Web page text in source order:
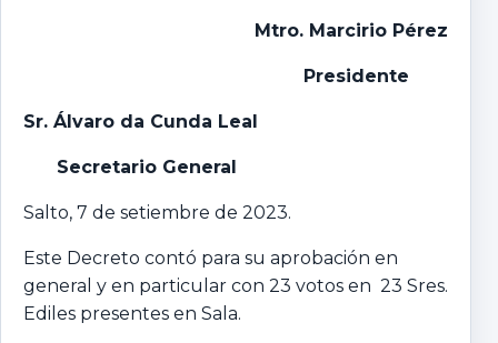
Mtro. Marcirio Pérez
Presidente
Sr. Álvaro da Cunda Leal
Secretario General
Salto, 7 de setiembre de 2023.
Este Decreto contó para su aprobación en
general y en particular con 23 votos en 23 Sres.
Ediles presentes en Sala.